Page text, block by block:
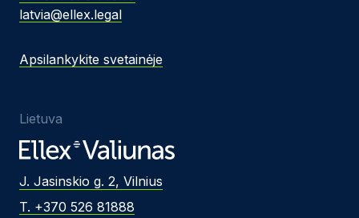
latvia@ellex.legal
Apsilankykite svetainėje
Lietuva
J. Jasinskio g. 2, Vilnius
T. +370 526 81888